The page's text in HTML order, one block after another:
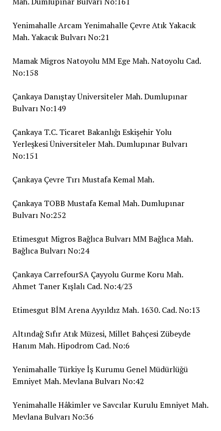
Yenimahalle Arcam Yenimahalle Çevre Atık Yakacık
Mah. Yakacık Bulvarı No:21
Mamak Migros Natoyolu MM Ege Mah. Natoyolu Cad.
No:158
Çankaya Danıştay Üniversiteler Mah. Dumlupınar
Bulvarı No:149
Çankaya T.C. Ticaret Bakanlığı Eskişehir Yolu
Yerleşkesi Üniversiteler Mah. Dumlupınar Bulvarı
No:151
Çankaya Çevre Tırı Mustafa Kemal Mah.
Çankaya TOBB Mustafa Kemal Mah. Dumlupınar
Bulvarı No:252
Etimesgut Migros Bağlıca Bulvarı MM Bağlıca Mah.
Bağlıca Bulvarı No:24
Çankaya CarrefourSA Çayyolu Gurme Koru Mah.
Ahmet Taner Kışlalı Cad. No:4/23
Etimesgut BİM Arena Ayyıldız Mah. 1630. Cad. No:13
Altındağ Sıfır Atık Müzesi, Millet Bahçesi Zübeyde
Hanım Mah. Hipodrom Cad. No:6
Yenimahalle Türkiye İş Kurumu Genel Müdürlüğü
Emniyet Mah. Mevlana Bulvarı No:42
Yenimahalle Hâkimler ve Savcılar Kurulu Emniyet Mah.
Mevlana Bulvarı No:36